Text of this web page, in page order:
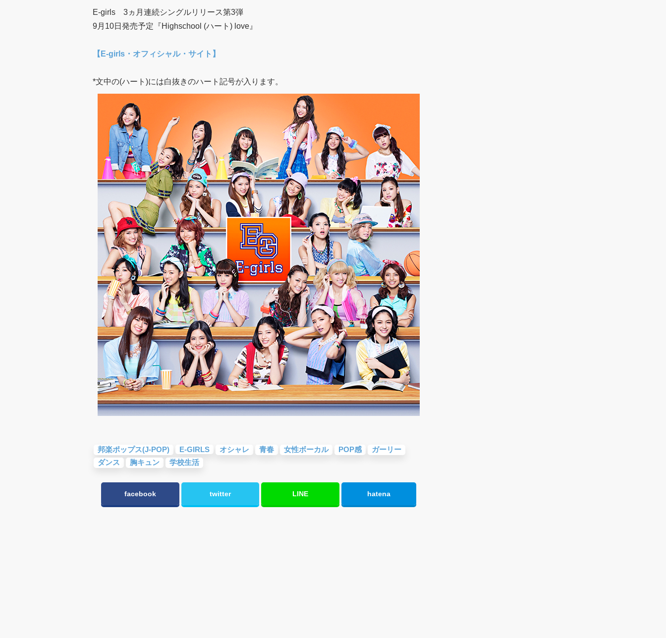
E-girls 3ヵ月連続シングルリリース第3弾
9月10日発売予定『Highschool (ハート) love』
【E-girls・オフィシャル・サイト】
*文中の(ハート)には白抜きのハート記号が入ります。
邦楽ポップス(J-POP) E-GIRLS オシャレ 青春 女性ボーカル POP感
ガーリー
ダンス
胸キュン 学校生活
facebook twitter LINE hatena